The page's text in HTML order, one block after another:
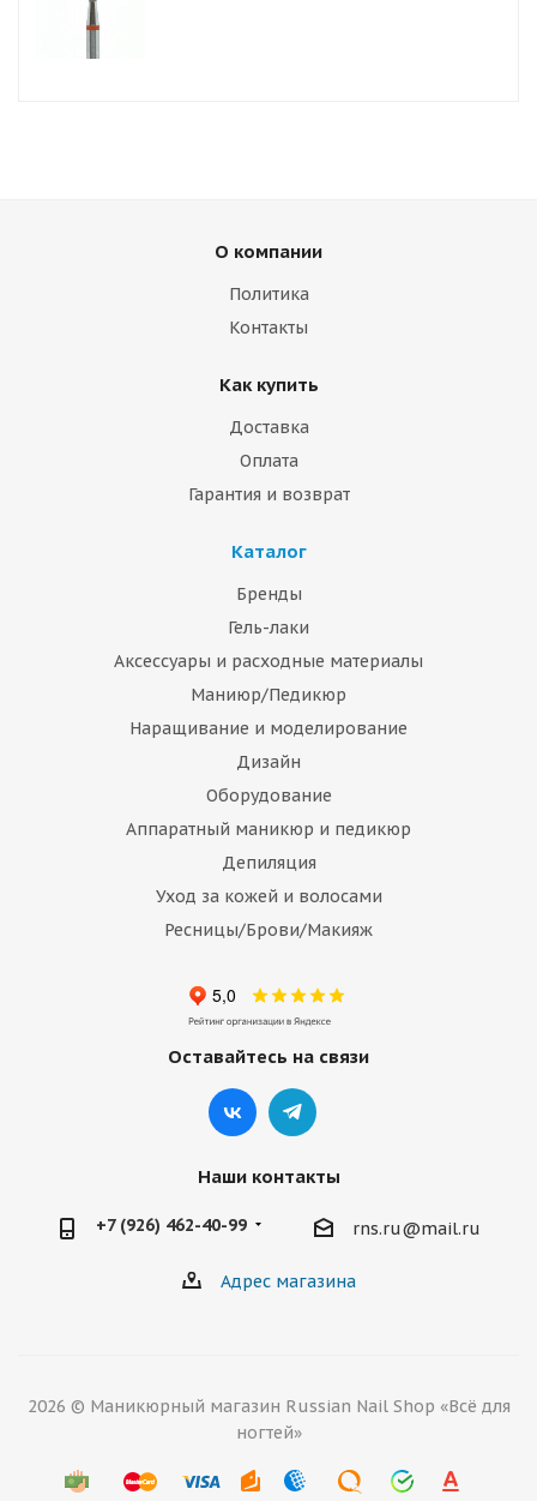
О компании
Политика
Контакты
Как купить
Доставка
Оплата
Гарантия и возврат
Каталог
Бренды
Гель-лаки
Аксессуары и расходные материалы
Маниюр/Педикюр
Наращивание и моделирование
Дизайн
Оборудование
Аппаратный маникюр и педикюр
Депиляция
Уход за кожей и волосами
Ресницы/Брови/Макияж
Оставайтесь на связи
Наши контакты
+7 (926) 462-40-99 rns.ru@mail.ru
Адрес магазина
2026 © Маникюрный магазин Russian Nail Shop «Всё для
ногтей»